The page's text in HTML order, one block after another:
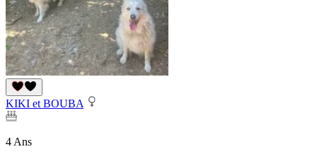
KIKI et BOUBA
4 Ans